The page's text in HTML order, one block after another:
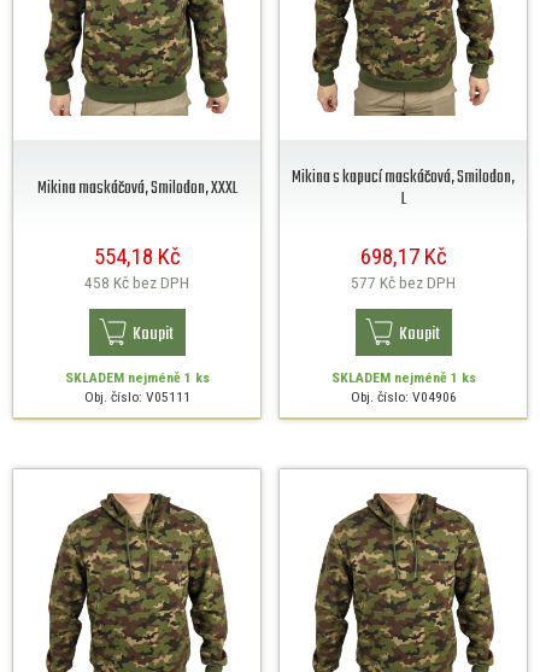
Mikina maskáčová, Smilodon, XXXL
554,18 Kč
458 Kčbez DPH
Koupit
SKLADEMnejméně 1 ks
Obj. číslo: V05111
Mikina s kapucí maskáčová, Smilodon,
L
698,17 Kč
577 Kčbez DPH
Koupit
SKLADEMnejméně 1 ks
Obj. číslo: V04906